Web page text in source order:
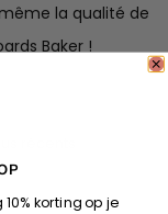
la qualité de
Baker !
korting op je